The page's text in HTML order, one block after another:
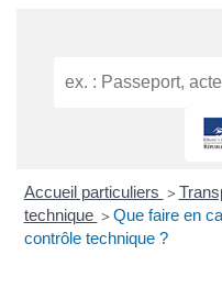
Accueil particuliers >
technique > Que faire en
contrôle technique ?